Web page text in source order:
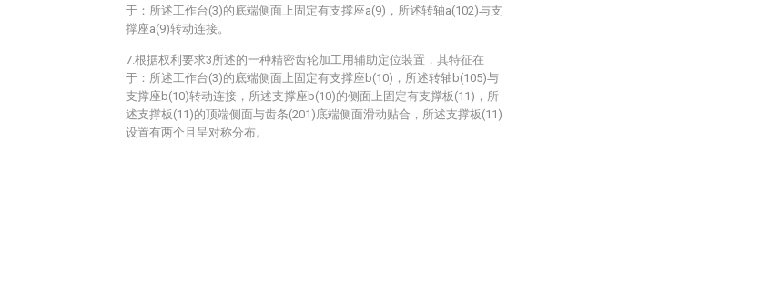
于：所述工作台(3)的底端侧面上固定有支撑座a(9)，所述转轴a(102)与支
撑座a(9)转动连接。
7.根据权利要求3所述的一种精密齿轮加工用辅助定位装置，其特征在
于：所述工作台(3)的底端侧面上固定有支撑座b(10)，所述转轴b(105)与
支撑座b(10)转动连接，所述支撑座b(10)的侧面上固定有支撑板(11)，所
述支撑板(11)的顶端侧面与齿条(201)底端侧面滑动贴合，所述支撑板(11)
设置有两个且呈对称分布。